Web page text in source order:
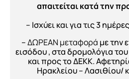
απαιτείται κατά την
– Ισχύει και για τις 3
–ΔΩΡΕΑΝ μεταφορά με την
εισόδου , στα δρομολόγια
και προς το ΔΕΚΚ.
Ηρακλείου – Λασιθίου/